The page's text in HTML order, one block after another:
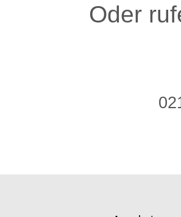
Oder